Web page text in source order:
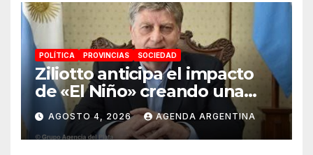
POLÍTICA PROVINCIAS SOCIEDAD
Ziliotto anticipa el impacto
de «El Niño» creando una
«Unidad de Gestión» para
proteger el territorio
pampeano
AGOSTO 4, 2026 AGENDA ARGENTINA